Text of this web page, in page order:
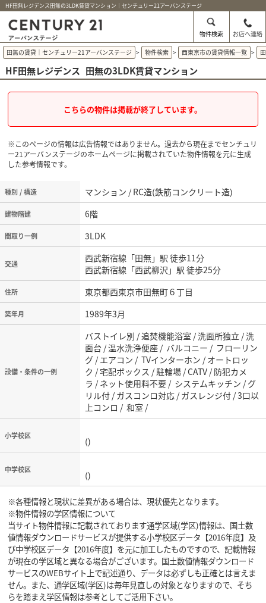
HF田無レジデンス田無の3LDK賃貸マンション｜センチュリー21アーバンステージ
物件検索 お店へ連絡
田無の賃貸｜センチュリー21アーバンステージ > 物件検索 > 西東京市の賃貸情報一覧 >
HF田無レジデンス 田無の3LDK賃貸マンション
こちらの物件は掲載が終了しています。
※このページの情報は広告情報ではありません。過去から現在までセンチュリ
ー21アーバンステージのホームぺージに掲載されていた物件情報を元に生成
した参考情報です。
種別 / 構造 マンション / RC造(鉄筋コンクリート造)
建物階建 6階
間取り一例 3LDK
交通
西武新宿線「田無」駅 徒歩11分
西武新宿線「西武柳沢」駅 徒歩25分
住所 東京都西東京市田無町６丁目
築年月 1989年3月
設備・条件の一例
バストイレ別 / 追焚機能浴室 / 洗面所独立 / 洗
面台 / 温水洗浄便座 / バルコニー / フローリン
グ / エアコン / TVインターホン / オートロッ
ク / 宅配ボックス / 駐輪場 / CATV / 防犯カメ
ラ / ネット使用料不要 / システムキッチン / グ
リル付 / ガスコンロ対応 / ガスレンジ付 / 3口以
上コンロ / 和室 /
小学校区 ()
中学校区 ()
※各種情報と現状に差異がある場合は、現状優先となります。
※物件情報の学区情報について
当サイト物件情報に記載されております通学区域(学区)情報は、国土数
値情報ダウンロードサービスが提供する小学校区データ【2016年度】及
び中学校区データ【2016年度】を元に加工したものですので、記載情報
が現在の学区域と異なる場合がございます。国土数値情報ダウンロード
サービスのWEBサイト上で記述通り、データは必ずしも正確とは言えま
せん。また、通学区域(学区)は毎年見直しの対象となりますので、そち
らを踏まえ学区情報は参考としてご活用下さい。